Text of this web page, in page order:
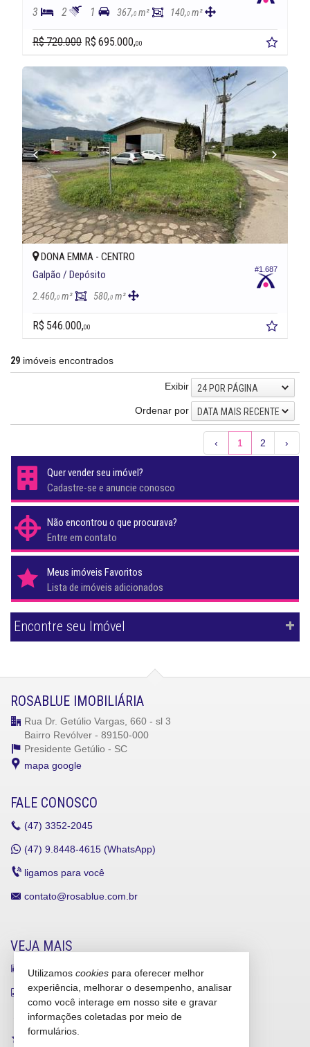
3 2 1 367,0 m² 140,0 m²
R$ 720.000 R$ 695.000,00
#1.687
DONA EMMA - CENTRO
Galpão / Depósito
2.460,0 m² 580,0m²
R$ 546.000,00
29 imóveis encontrados
Exibir
24 POR PÁGINA
Ordenar por
DATA MAIS RECENTE
‹ 1 2 ›
Quer vender seu imóvel?
Cadastre-se e anuncie conosco
Não encontrou o que procurava?
Entre em contato
Meus imóveis Favoritos
Lista de imóveis adicionados
Encontre seu Imóvel
ROSABLUE IMOBILIÁRIA
Rua Dr. Getúlio Vargas, 660 - sl 3
Bairro Revólver - 89150-000
Presidente Getúlio - SC
mapa google
FALE CONOSCO
(47) 3352-2045
(47) 9.8448-4615 (WhatsApp)
ligamos para você
contato@rosablue.com.br
VEJA MAIS
receba nosso newsletter
indicadores financeiros
cadastre seu imóvel
Utilizamos cookies para oferecer melhor
experiência, melhorar o desempenho, analisar
como você interage em nosso site e gravar
informações coletadas por meio de
formulários.